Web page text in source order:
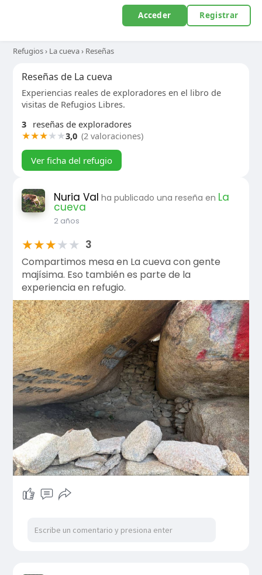
Acceder Registrar
Refugios› La cueva› Reseñas
Reseñas de La cueva
Experiencias reales de exploradores en el libro de
visitas de Refugios Libres.
3
reseñas de exploradores
★★★★★3,0 (2 valoraciones)
Ver ficha del refugio
Nuria Val ha publicado una reseña en La
cueva
2 años
★★★★★ 3
Compartimos mesa en La cueva con gente
majísima. Eso también es parte de la
experiencia en refugio.